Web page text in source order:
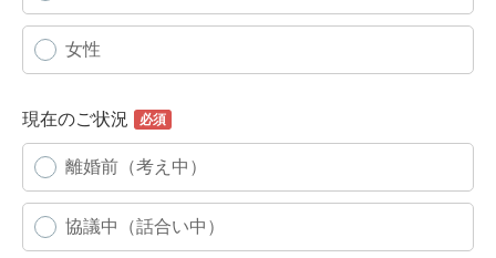
女性
現在のご状況
離婚前（考え中）
協議中（話合い中）